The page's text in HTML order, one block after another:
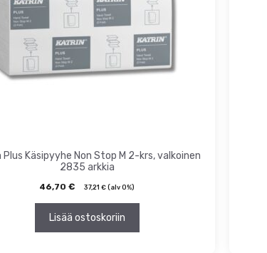
Plus Käsipyyhe Non Stop M 2-krs, valkoinen
2835 arkkia
46,70 € 37,21 € (alv 0%)
Lisää ostoskoriin